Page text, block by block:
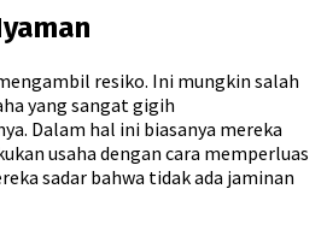
resiko. Ini mungkin salah
yang sangat gigih
Dalam hal ini biasanya mereka
usaha dengan cara memperluas
sadar bahwa tidak ada jaminan